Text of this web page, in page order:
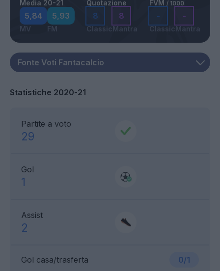
Media 20-21
5,84
MV
5,93
FM
Quotazione
8
Classic
8
Mantra
FVM / 1000
-
Classic
-
Mantra
Statistiche 2020-21
Partite a voto
29
Gol
1
Assist
2
Gol casa/trasferta 0/1